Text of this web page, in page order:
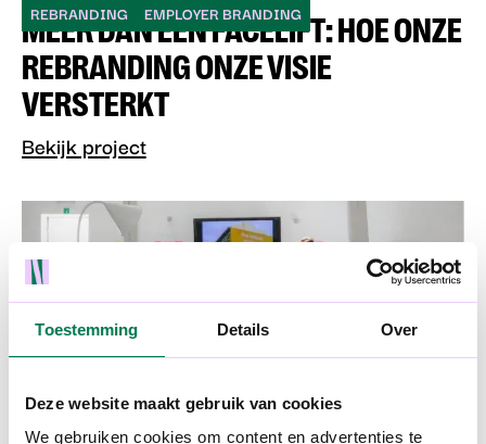
Toestemming Details Over
Deze website maakt gebruik van cookies
We gebruiken cookies om content en advertenties te
REBRANDING EMPLOYER BRANDING
MEER DAN EEN FACELIFT: HOE ONZE
REBRANDING ONZE VISIE
VERSTERKT
Bekijk project
EMPLOYER BRANDING RECRUITMENT MARKETING
WIJ ZOCHTEN EN VONDEN 100